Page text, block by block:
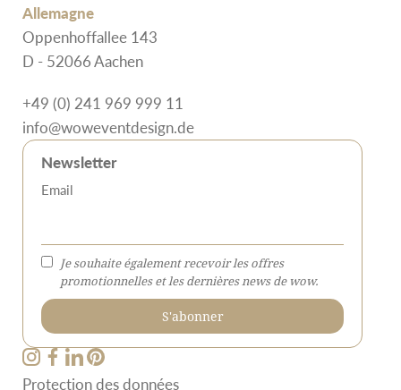
Allemagne
Oppenhoffallee 143
D - 52066 Aachen
+49 (0) 241 969 999 11
info@woweventdesign.de
Newsletter
Email
Je souhaite également recevoir les offres
promotionnelles et les dernières news de wow.
Protection des données